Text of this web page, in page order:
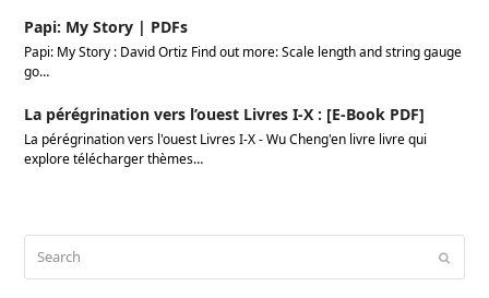
Papi: My Story | PDFs
Papi: My Story : David Ortiz Find out more: Scale length and string gauge
go…
La pérégrination vers l’ouest Livres I-X : [E-Book PDF]
La pérégrination vers l'ouest Livres I-X - Wu Cheng'en livre livre qui
explore télécharger thèmes…